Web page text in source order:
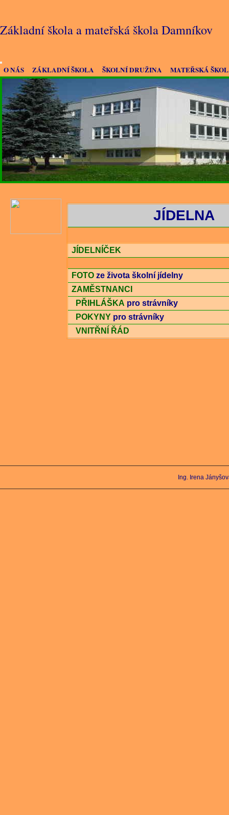
O NÁS ZÁKLADNÍ ŠKOLA ŠKOLNÍ DRUŽINA MATEŘSKÁ
Základní škola a mateřská škola Damníkov
JÍDELNÍČEK
FOTO ze života školní jídelny
ZAMĚSTNANCI
PŘIHLÁŠKA pro strávníky
POKYNY pro strávníky
VNITŘNÍ ŘÁD
Ing. Irena